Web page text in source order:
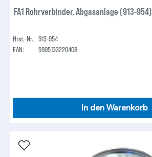
FA1 Rohrverbinder, Abgasanlage (913-954)
Hrst.-Nr.: 913-954
EAN:
5905133220408
In den Warenkorb